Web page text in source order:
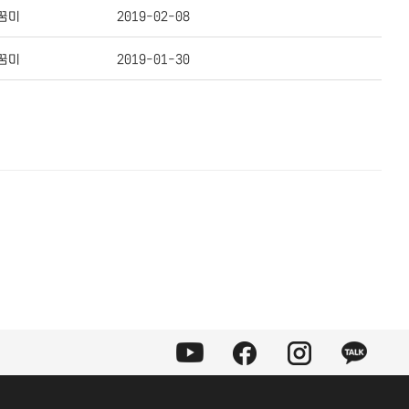
미 2019-02-08
미 2019-01-30